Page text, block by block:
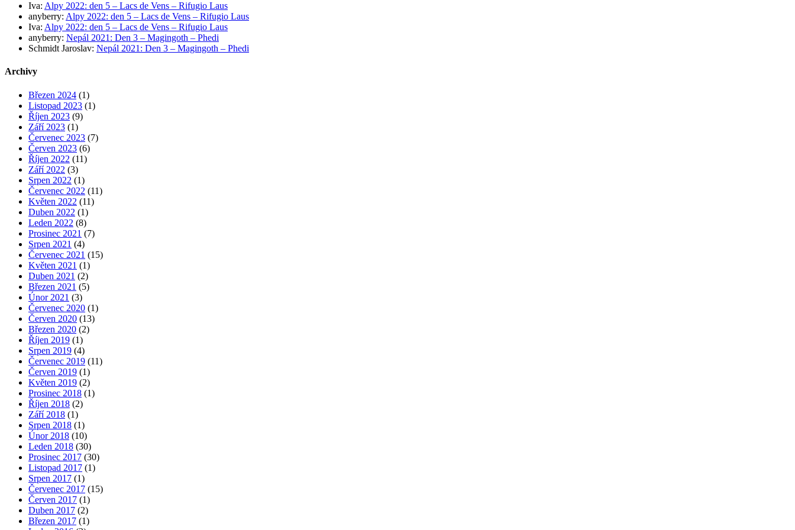
Iva: Alpy 2022: den 5 – Lacs de Vens – Rifugio Laus
anyberry: Alpy 2022: den 5 – Lacs de Vens – Rifugio Laus
Iva: Alpy 2022: den 5 – Lacs de Vens – Rifugio Laus
anyberry: Nepál 2021: Den 3 – Magingoth – Phedi
Schmidt Jaroslav: Nepál 2021: Den 3 – Magingoth – Phedi
Archivy
Březen 2024 (1)
Listopad 2023 (1)
Říjen 2023 (9)
Září 2023 (1)
Červenec 2023 (7)
Červen 2023 (6)
Říjen 2022 (11)
Září 2022 (3)
Srpen 2022 (1)
Červenec 2022 (11)
Květen 2022 (11)
Duben 2022 (1)
Leden 2022 (8)
Prosinec 2021 (7)
Srpen 2021 (4)
Červenec 2021 (15)
Květen 2021 (1)
Duben 2021 (2)
Březen 2021 (5)
Únor 2021 (3)
Červenec 2020 (1)
Červen 2020 (13)
Březen 2020 (2)
Říjen 2019 (1)
Srpen 2019 (4)
Červenec 2019 (11)
Červen 2019 (1)
Květen 2019 (2)
Prosinec 2018 (1)
Říjen 2018 (2)
Září 2018 (1)
Srpen 2018 (1)
Únor 2018 (10)
Leden 2018 (30)
Prosinec 2017 (30)
Listopad 2017 (1)
Srpen 2017 (1)
Červenec 2017 (15)
Červen 2017 (1)
Duben 2017 (2)
Březen 2017 (1)